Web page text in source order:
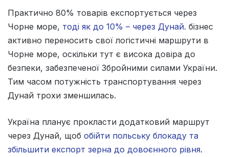
Практично 80% товарів експортується через
Чорне море, тоді як до 10% – через Дунай. бізнес
активно переносить свої логістичні маршрути в
Чорне море, оскільки тут є висока довіра до
безпеки, забезпеченої Збройними силами України.
Тим часом потужність транспортування через
Дунай трохи зменшилась.
Україна планує прокласти додатковий маршрут
через Дунай, щоб обійти польську блокаду та
збільшити експорт зерна до довоєнного рівня.